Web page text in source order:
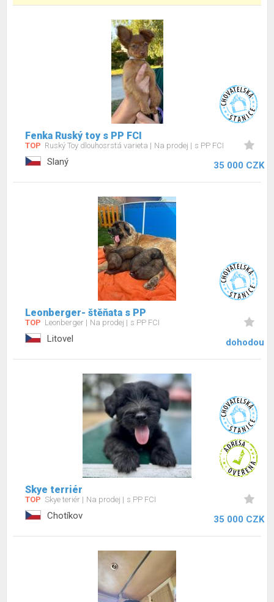
Fenka Ruský toy s PP FCI
TOP Ruský Toy dlouhosrstá varieta Na prodej s PP FCI
Slaný 35 000 CZK
Leonberger- štěňata s PP
TOP Leonberger Na prodej s PP FCI
Litovel dohodou
Skye terriér
TOP Skye teriér Na prodej s PP FCI
Chotíkov 35 000 CZK